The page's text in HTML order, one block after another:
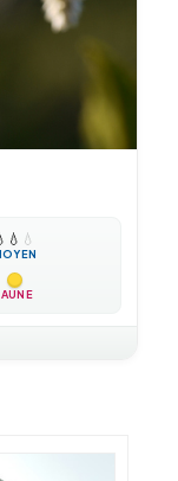
💧 💧